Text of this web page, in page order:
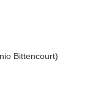
Bittencourt)